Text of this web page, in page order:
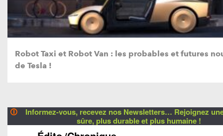
Robot Taxi et Robot Van : les probables et futures
de Tesla !
🛈
Informez-vous, recevez nos Newsletters… Rejoignez
sûre, plus durable et plus humaine !